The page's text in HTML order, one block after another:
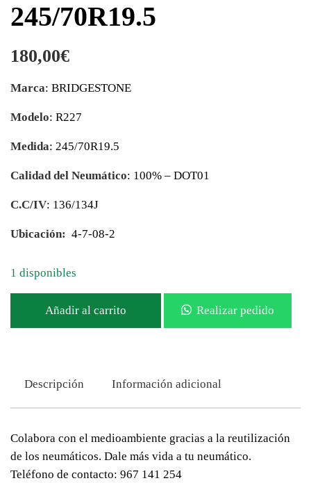
245/70R19.5
180,00€
Marca: BRIDGESTONE
Modelo: R227
Medida: 245/70R19.5
Calidad del Neumático: 100% – DOT01
C.C/IV: 136/134J
Ubicación: 4-7-08-2
1 disponibles
Añadir al carrito Realizar pedido
Descripción Información adicional
Colabora con el medioambiente gracias a la reutilización
de los neumáticos. Dale más vida a tu neumático.
Teléfono de contacto: 967 141 254